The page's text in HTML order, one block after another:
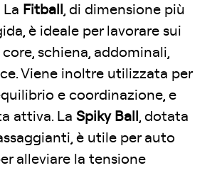
La Fitball , di dimensione più
è ideale per lavorare sui
schiena, addominali,
Viene inoltre utilizzata per
e coordinazione, e
attiva. La Spiky Ball , dotata
è utile per auto
alleviare la tensione